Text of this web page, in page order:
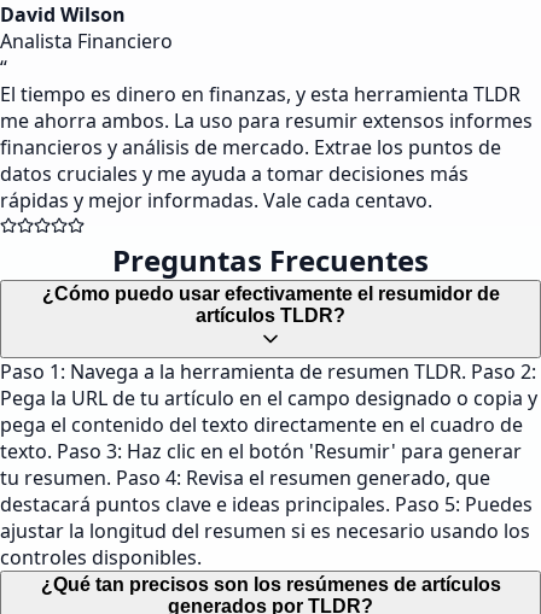
David Wilson
Analista Financiero
“
El tiempo es dinero en finanzas, y esta herramienta TLDR
me ahorra ambos. La uso para resumir extensos informes
financieros y análisis de mercado. Extrae los puntos de
datos cruciales y me ayuda a tomar decisiones más
rápidas y mejor informadas. Vale cada centavo.
Preguntas Frecuentes
¿Cómo puedo usar efectivamente el resumidor de
artículos TLDR?
Paso 1: Navega a la herramienta de resumen TLDR. Paso 2:
Pega la URL de tu artículo en el campo designado o copia y
pega el contenido del texto directamente en el cuadro de
texto. Paso 3: Haz clic en el botón 'Resumir' para generar
tu resumen. Paso 4: Revisa el resumen generado, que
destacará puntos clave e ideas principales. Paso 5: Puedes
ajustar la longitud del resumen si es necesario usando los
controles disponibles.
¿Qué tan precisos son los resúmenes de artículos
generados por TLDR?